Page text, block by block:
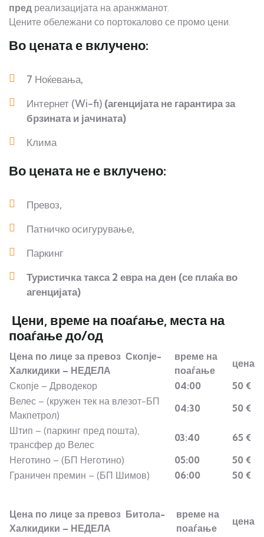
пред реализацијата на аранжманот.
Цените обележани со портокалово се промо цени.
Во цената е вклучено:
7 Ноќевања,
Интернет (Wi-fi) (агенцијата не гарантира за
брзината и јачината)
Клима
Во цената не е вклучено:
Превоз,
Патничко осигурување,
Паркинг
Туристичка такса 2 евра на ден (се плаќа во
агенцијата)
Цени, време на поаѓање, места на
поаѓање до/од
Цена по лице за превоз Скопје-
Халкидики – НЕДЕЛА
време на
поаѓање
цена
Скопје – Дрводекор
04:00
50 €
Велес – (кружен тек на влезот-БП
Макпетрол)
04:30
50 €
Штип – (паркинг пред пошта),
трансфер до Велес
03:40
65 €
Неготино – (БП Неготино)
05:00
50 €
Граничен премин – (БП Шимов)
06:00 50 €
Цена по лице за превоз Битола-
Халкидики – НЕДЕЛА
време на
поаѓање
цена